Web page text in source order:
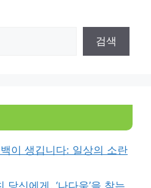
검색
이 생깁니다: 일상의 소란
신에게, ‘나다움’을 찾는